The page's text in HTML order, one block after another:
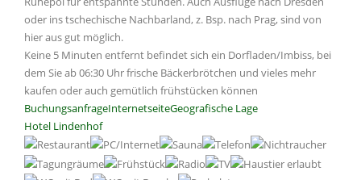
oder ins tschechische Nachbarland, z. Bsp. nach Prag, sind von
hier aus gut möglich.
Keine 5 Minuten entfernt befindet sich ein Dorfladen/Imbiss, bei
dem Sie ab 06:30 Uhr frische Bäckerbrötchen und vieles mehr
kaufen oder auch gemütlich frühstücken können
BuchungsanfrageInternetseiteGeografische Lage
Hotel Lindenhof